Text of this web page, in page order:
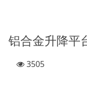
铝合金升降平
3505